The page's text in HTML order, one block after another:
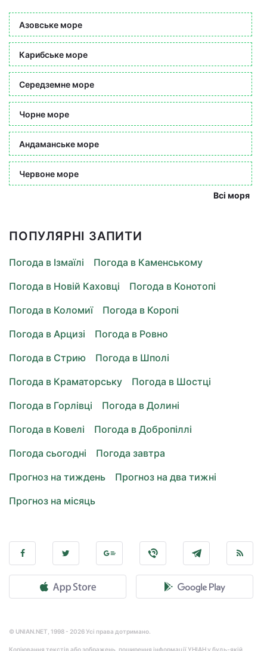
Азовське море
Карибське море
Середземне море
Чорне море
Андаманське море
Червоне море
Всі моря
ПОПУЛЯРНІ ЗАПИТИ
Погода в Ізмаїлі
Погода в Каменському
Погода в Новій Каховці
Погода в Конотопі
Погода в Коломиї
Погода в Коропі
Погода в Арцизі
Погода в Ровно
Погода в Стрию
Погода в Шполі
Погода в Краматорську
Погода в Шостці
Погода в Горлівці
Погода в Долині
Погода в Ковелі
Погода в Добропіллі
Погода сьогодні
Погода завтра
Прогноз на тиждень
Прогноз на два тижні
Прогноз на місяць
© UNIAN.NET, 1998 - 2026 Усі права дотримано.
Копіювання текстів або зображень, поширення інформації УНІАН у будь-якій